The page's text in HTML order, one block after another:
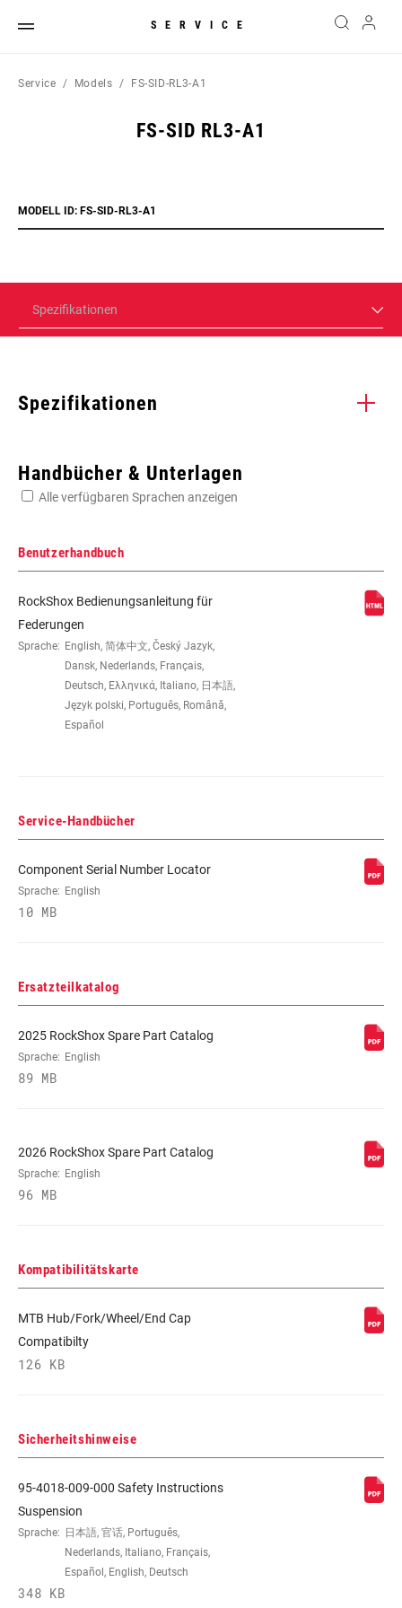
SERVICE
Service Models FS-SID-RL3-A1
FS-SID RL3-A1
MODELL ID: FS-SID-RL3-A1
Spezifikationen
Spezifikationen
LAUFRADGRÖSSE
STEUERROHR Tapered
MINIMALE
Handbücher & Unterlagen
Alle verfügbaren Sprachen anzeigen
Benutzerhandbuch
RockShox Bedienungsanleitung für
Federungen
Sprache: English, 简体中文, Český Jazyk,
Dansk, Nederlands, Français,
Deutsch, Ελληνικά, Italiano, 日本語,
Język polski, Português, Română,
Español
Service-Handbücher
Component Serial Number Locator
Sprache: English
10 MB
Ersatzteilkatalog
2025 RockShox Spare Part Catalog
Sprache: English
89 MB
2026 RockShox Spare Part Catalog
Sprache: English
96 MB
Kompatibilitätskarte
MTB Hub/Fork/Wheel/End Cap
Compatibilty
126 KB
Sicherheitshinweise
95-4018-009-000 Safety Instructions
Suspension
Sprache: 日本語, 官话, Português,
Nederlands, Italiano, Français,
Español, English, Deutsch
348 KB